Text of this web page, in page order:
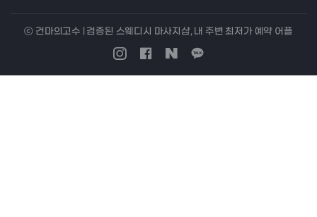
ⓒ 건마의고수 | 검증된 스웨디시 마사지샵, 내 주변 최저가 예약 어플